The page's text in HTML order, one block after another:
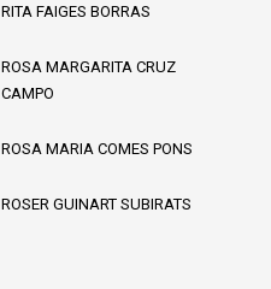
RITA FAIGES BORRAS
ROSA MARGARITA CRUZ
CAMPO
ROSA MARIA COMES PONS
ROSER GUINART SUBIRATS